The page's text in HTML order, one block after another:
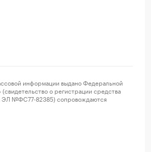
информации выдано Федеральной
о регистрации средства
ЭЛ №ФС77-82385) сопровождаются